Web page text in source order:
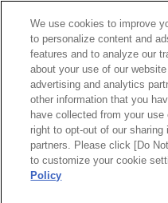
森永製菓公式
サイトマップ RSSの配信
ウェブアクセシビリ
We use cookies to improve
to personalize content and
features and to analyze our
about your use of our
advertising and analytics
other information that you
have collected from your
right to opt-out of our
partners. Please click [Do
to customize your cookie
Policy